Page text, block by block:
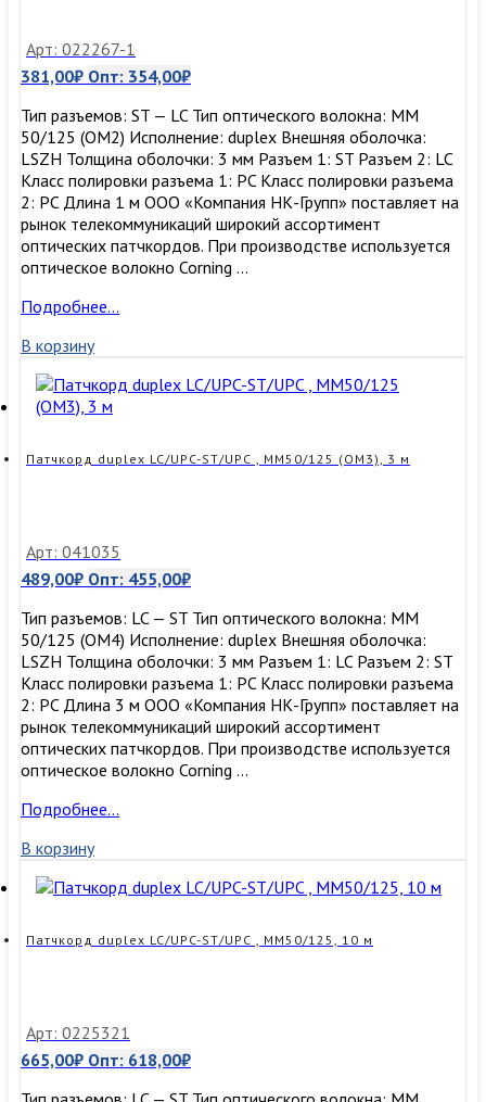
Арт: 022267-1
381,00₽ Опт: 354,00₽
Тип разъемов: ST — LC Тип оптического волокна: MM
50/125 (ОМ2) Исполнение: duplex Внешняя оболочка:
LSZH Толщина оболочки: 3 мм Разъем 1: ST Разъем 2: LC
Класс полировки разъема 1: PC Класс полировки разъема
2: PC Длина 1 м ООО «Компания НК-Групп» поставляет на
рынок телекоммуникаций широкий ассортимент
оптических патчкордов. При производстве используется
оптическое волокно Corning …
Патчкорд
ST/UPC-
LC/UPC
MM50/125,
м
Подробнее…
В корзину
Патчкорд duplex LC/UPC-ST/UPC , MM50/125 (ОМ3), 3 м
Арт: 041035
489,00₽ Опт: 455,00₽
Тип разъемов: LC — ST Тип оптического волокна: MM
50/125 (OM4) Исполнение: duplex Внешняя оболочка:
LSZH Толщина оболочки: 3 мм Разъем 1: LC Разъем 2: ST
Класс полировки разъема 1: PC Класс полировки разъема
2: PC Длина 3 м ООО «Компания НК-Групп» поставляет на
рынок телекоммуникаций широкий ассортимент
оптических патчкордов. При производстве используется
оптическое волокно Corning …
Патчкорд
LC/UPC-
ST/UPC
(ОМ3),
Подробнее…
В корзину
Патчкорд duplex LC/UPC-ST/UPC , MM50/125, 10 м
Арт: 0225321
665,00₽ Опт: 618,00₽